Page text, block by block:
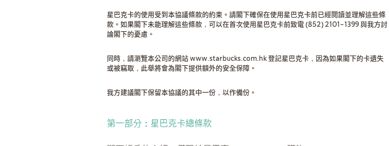
星巴克卡的使用受到本協議條款的約束。請閣下確保在使用星巴克卡前已經閱讀並理解這些條
款。如果閣下未能理解這些條款，可以在首次使用星巴克卡前致電 (852) 2101-1399 與我方討
論閣下的憂慮。
同時，請瀏覽本公司的網站 www.starbucks.com.hk 登記星巴克卡，因為如果閣下的卡遺失
或被竊取，此舉將會為閣下提供額外的安全保障。
我方建議閣下保留本協議的其中一份，以作備份。
第一部分：星巴克卡總條款